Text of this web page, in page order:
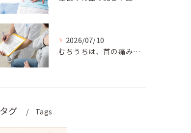
2026/07/10
むちうちは、首の痛みだけでなく、肩こり、背中の張り、手のしび...
タグ Tags